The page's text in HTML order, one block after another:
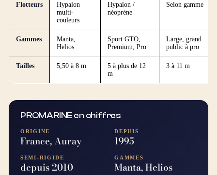
Flotteurs
Hypalon
multi-
couleurs
Hypalon /
néoprène
Selon gamme
Gammes
Manta,
Helios
Sport GTO,
Premium, Pro
Large, grand
public à pro
Tailles 5,50 à 8 m
5 à plus de 12
m
3 à 11 m
PROMARINE en chiffres
ORIGINE
France, Auray
DEPUIS
1995
SEMI-RIGIDE
depuis 2010
GAMMES
Manta, Helios